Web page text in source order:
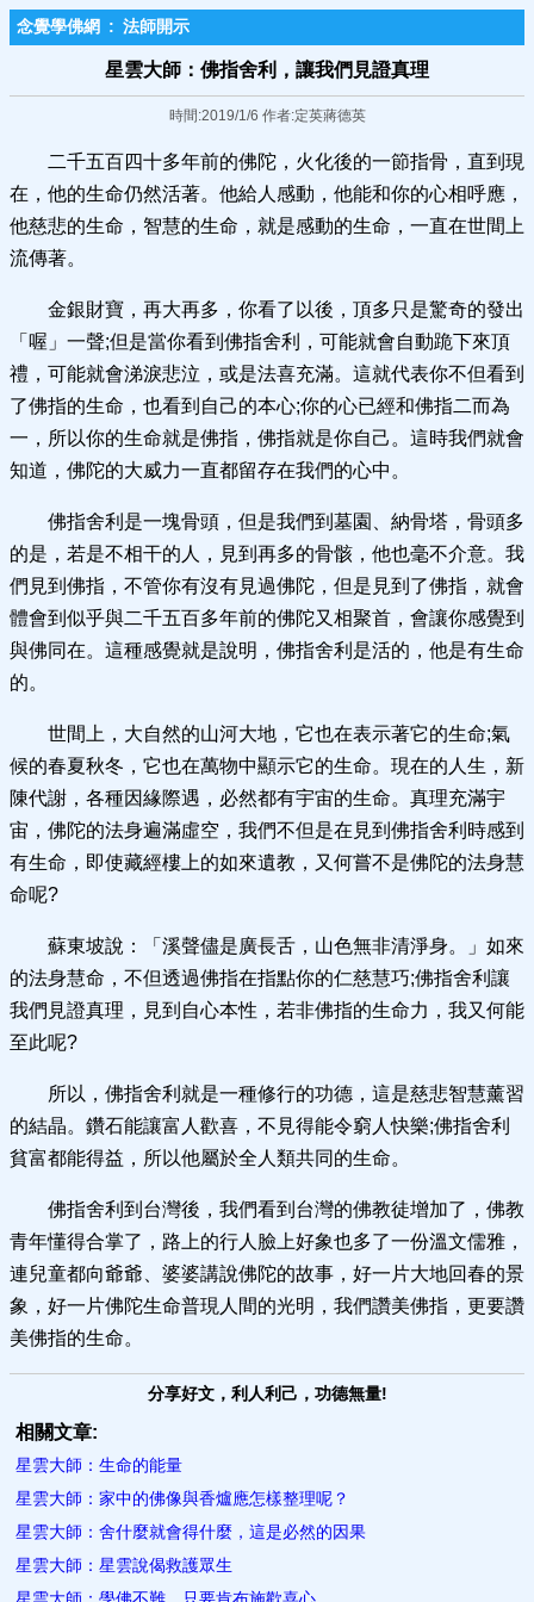
念覺學佛網 : 法師開示
星雲大師：佛指舍利，讓我們見證真理​
時間:2019/1/6 作者:定英蔣德英
二千五百四十多年前的佛陀，火化後的一節指骨，直到現
在，他的生命仍然活著。他給人感動，他能和你的心相呼應，
他慈悲的生命，智慧的生命，就是感動的生命，一直在世間上
流傳著。
金銀財寶，再大再多，你看了以後，頂多只是驚奇的發出
「喔」一聲;但是當你看到佛指舍利，可能就會自動跪下來頂
禮，可能就會涕淚悲泣，或是法喜充滿。這就代表你不但看到
了佛指的生命，也看到自己的本心;你的心已經和佛指二而為
一，所以你的生命就是佛指，佛指就是你自己。這時我們就會
知道，佛陀的大威力一直都留存在我們的心中。
佛指舍利是一塊骨頭，但是我們到墓園、納骨塔，骨頭多
的是，若是不相干的人，見到再多的骨骸，他也毫不介意。我
們見到佛指，不管你有沒有見過佛陀，但是見到了佛指，就會
體會到似乎與二千五百多年前的佛陀又相聚首，會讓你感覺到
與佛同在。這種感覺就是說明，佛指舍利是活的，他是有生命
的。
世間上，大自然的山河大地，它也在表示著它的生命;氣
候的春夏秋冬，它也在萬物中顯示它的生命。現在的人生，新
陳代謝，各種因緣際遇，必然都有宇宙的生命。真理充滿宇
宙，佛陀的法身遍滿虛空，我們不但是在見到佛指舍利時感到
有生命，即使藏經樓上的如來遺教，又何嘗不是佛陀的法身慧
命呢?
蘇東坡說：「溪聲儘是廣長舌，山色無非清淨身。」如來
的法身慧命，不但透過佛指在指點你的仁慈慧巧;佛指舍利讓
我們見證真理，見到自心本性，若非佛指的生命力，我又何能
至此呢?
所以，佛指舍利就是一種修行的功德，這是慈悲智慧薰習
的結晶。鑽石能讓富人歡喜，不見得能令窮人快樂;佛指舍利
貧富都能得益，所以他屬於全人類共同的生命。
佛指舍利到台灣後，我們看到台灣的佛教徒增加了，佛教
青年懂得合掌了，路上的行人臉上好象也多了一份溫文儒雅，
連兒童都向爺爺、婆婆講說佛陀的故事，好一片大地回春的景
象，好一片佛陀生命普現人間的光明，我們讚美佛指，更要讚
美佛指的生命。
分享好文，利人利己，功德無量!
相關文章:
星雲大師：生命的能量
星雲大師：家中的佛像與香爐應怎樣整理呢？
星雲大師：舍什麼就會得什麼，這是必然的因果
星雲大師：星雲說偈救護眾生